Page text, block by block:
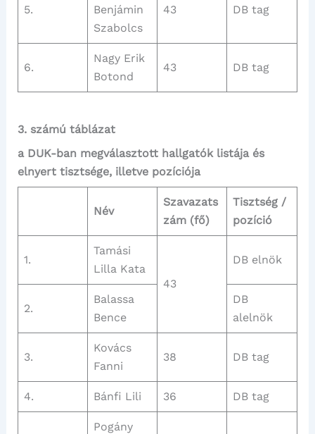
5.
Benjámin
Szabolcs
43 DB tag
6.
Nagy Erik
Botond
43 DB tag
3. számú táblázat
a DUK-ban megválasztott hallgatók listája és
elnyert tisztsége, illetve pozíciója
Név
Szavazats
zám (fő)
Tisztség /
pozíció
1.
Tamási
Lilla Kata
43
DB elnök
2.
Balassa
Bence
DB
alelnök
3.
Kovács
Fanni
38 DB tag
4. Bánfi Lili 36 DB tag
Pogány